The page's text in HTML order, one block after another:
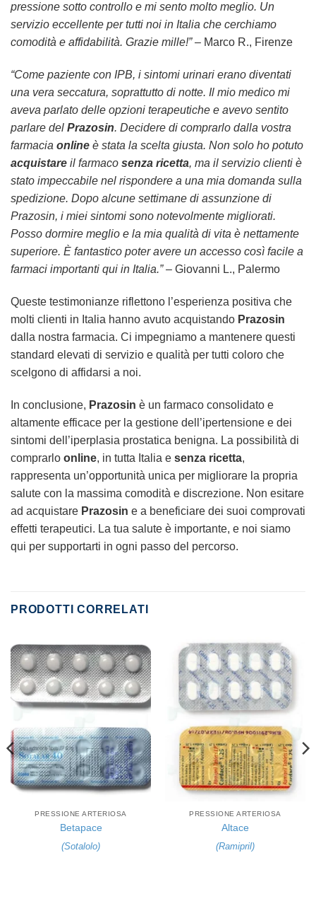
pressione sotto controllo e mi sento molto meglio. Un
servizio eccellente per tutti noi in Italia che cerchiamo
comodità e affidabilità. Grazie mille!”– Marco R., Firenze
“Come paziente con IPB, i sintomi urinari erano diventati
una vera seccatura, soprattutto di notte. Il mio medico mi
aveva parlato delle opzioni terapeutiche e avevo sentito
parlare del Prazosin. Decidere di comprarlo dalla vostra
farmacia online è stata la scelta giusta. Non solo ho potuto
acquistare il farmaco senza ricetta, ma il servizio clienti è
stato impeccabile nel rispondere a una mia domanda sulla
spedizione. Dopo alcune settimane di assunzione di
Prazosin, i miei sintomi sono notevolmente migliorati.
Posso dormire meglio e la mia qualità di vita è nettamente
superiore. È fantastico poter avere un accesso così facile a
farmaci importanti qui in Italia.”– Giovanni L., Palermo
Queste testimonianze riflettono l’esperienza positiva che
molti clienti in Italia hanno avuto acquistando Prazosin
dalla nostra farmacia. Ci impegniamo a mantenere questi
standard elevati di servizio e qualità per tutti coloro che
scelgono di affidarsi a noi.
In conclusione, Prazosin è un farmaco consolidato e
altamente efficace per la gestione dell’ipertensione e dei
sintomi dell’iperplasia prostatica benigna. La possibilità di
comprarlo online, in tutta Italia e senza ricetta,
rappresenta un’opportunità unica per migliorare la propria
salute con la massima comodità e discrezione. Non esitare
ad acquistare Prazosin e a beneficiare dei suoi comprovati
effetti terapeutici. La tua salute è importante, e noi siamo
qui per supportarti in ogni passo del percorso.
PRODOTTI CORRELATI
PRESSIONE ARTERIOSA
Betapace
(Sotalolo)
PRESSIONE ARTERIOSA
Altace
(Ramipril)